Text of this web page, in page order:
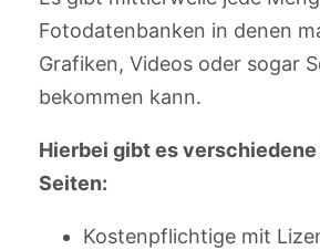
Fotodatenbanken in denen
Grafiken, Videos oder sogar
bekommen kann.
Hierbei gibt es
Seiten:
Kostenpflichtige mit